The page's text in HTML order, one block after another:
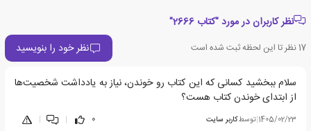
نظر کاربران در مورد "کتاب 2666"
17نظر تا این لحظه ثبت شده است نظر خود را بنویسید
سلام ببخشید کسانی که این کتاب رو خوندن، نیاز به یادداشت شخصیت‌ها
از ابتدای خوندن کتاب هست؟
1405/02/23
|توسطکاربر سایت 0
|
|